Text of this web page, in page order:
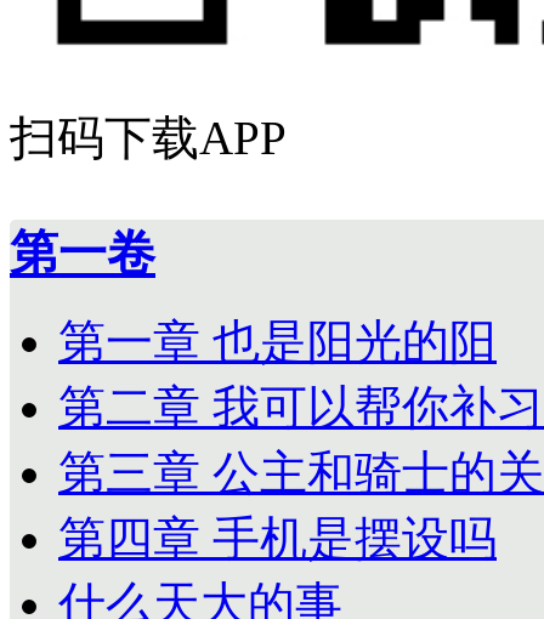
扫码下载APP
第一卷
第一章 也是阳光的阳
第二章 我可以帮你补习
第三章 公主和骑士的
第四章 手机是摆设吗
什么天大的事